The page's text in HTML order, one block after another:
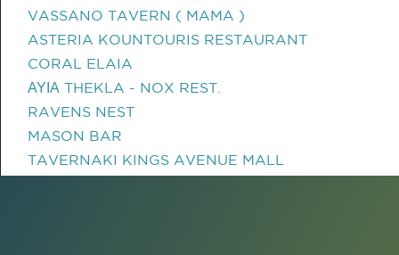
VASSANO TAVERN ( MAMA )
ASTERIA KOUNTOURIS RESTAURANT
CORAL ELAIA
ΑΥΙΑ THEKLA - NOX REST.
RAVENS NEST
MASON BAR
TAVERNAKI KINGS AVENUE MALL